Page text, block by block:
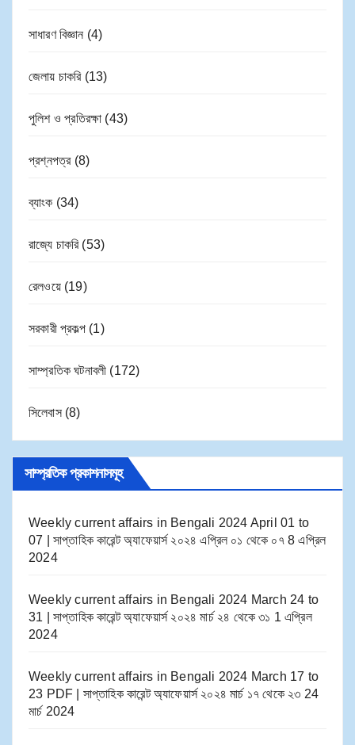
সাধারণ বিজ্ঞান (4)
জেলায় চাকরি(13)
পুলিশ ও প্রতিরক্ষা (43)
প্রশ্নপত্র(8)
ব্যাংক (34)
রাজ্যে চাকরি(53)
রেলওয়ে(19)
সরকারী প্রকল্প (1)
সাম্প্রতিক ঘটনাবলী (172)
সিলেবাস(8)
সাম্প্রতিক প্রকাশনাসমূহ
Weekly current affairs in Bengali 2024 April 01 to
07 | সাপ্তাহিক কারেন্ট অ্যাফেয়ার্স ২০২৪ এপ্রিল ০১ থেকে ০৭ 8 এপ্রিল
2024
Weekly current affairs in Bengali 2024 March 24 to
31 | সাপ্তাহিক কারেন্ট অ্যাফেয়ার্স ২০২৪ মার্চ ২৪ থেকে ৩১ 1 এপ্রিল
2024
Weekly current affairs in Bengali 2024 March 17 to
23 PDF | সাপ্তাহিক কারেন্ট অ্যাফেয়ার্স ২০২৪ মার্চ ১৭ থেকে ২৩ 24
মার্চ 2024